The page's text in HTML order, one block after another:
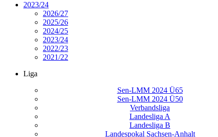
2023/24
2026/27
2025/26
2024/25
2023/24
2022/23
2021/22
Liga
Sen-LMM 2024 Ü65
Sen-LMM 2024 Ü50
Verbandsliga
Landesliga A
Landesliga B
Landespokal Sachsen-Anhalt